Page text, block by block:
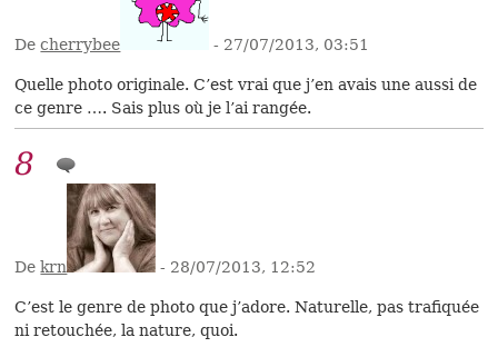
Decherrybee - 27/07/2013, 03:51
Quelle photo originale. C’est vrai que j’en avais une aussi de
ce genre …. Sais plus où je l’ai rangée.
8
Dekrn - 28/07/2013, 12:52
C’est le genre de photo que j’adore. Naturelle, pas trafiquée
ni retouchée, la nature, quoi.